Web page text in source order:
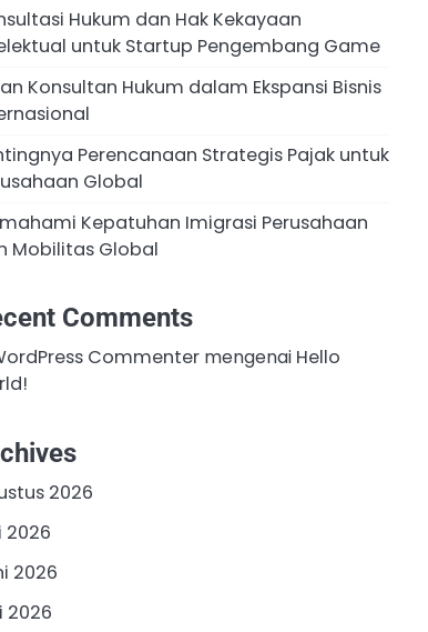
Hukum dan Hak Kekayaan
untuk Startup Pengembang Game
Konsultan Hukum dalam Ekspansi Bisnis
Perencanaan Strategis Pajak untuk
Global
Kepatuhan Imigrasi Perusahaan
Mobilitas Global
Comments
Commentermengenai Hello
2026
2026
2026
2026